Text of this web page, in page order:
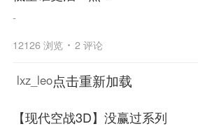
-
12126 浏览 2 评论
lxz_leo点击重新加载
【现代空战3D】没赢过系列